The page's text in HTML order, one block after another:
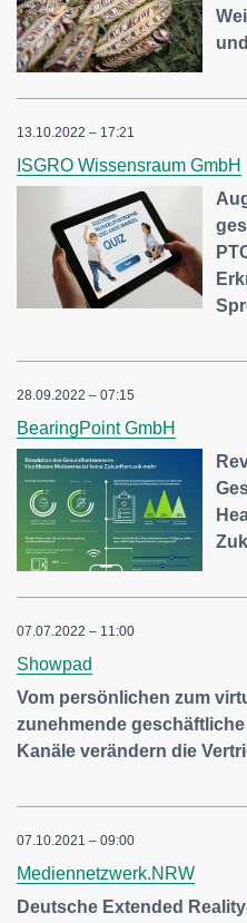
13.10.2022 – 17:21
ISGRO Wissensraum GmbH
28.09.2022 – 07:15
BearingPoint GmbH
07.07.2022 – 11:00
Showpad
Vom persönlichen zum
zunehmende
Kanäle verändern die
07.10.2021 – 09:00
Mediennetzwerk.NRW
Deutsche Extended